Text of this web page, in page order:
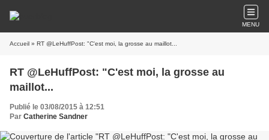
MENU
Accueil » RT @LeHuffPost: "C'est moi, la grosse au maillot...
RT @LeHuffPost: "C'est moi, la grosse au
maillot...
Publié le 03/08/2015 à 12:51
Par Catherine Sandner